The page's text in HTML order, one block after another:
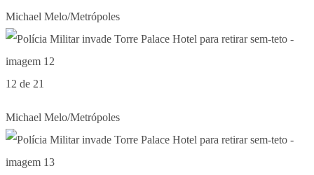
Michael Melo/Metrópoles
12 de 21
Michael Melo/Metrópoles